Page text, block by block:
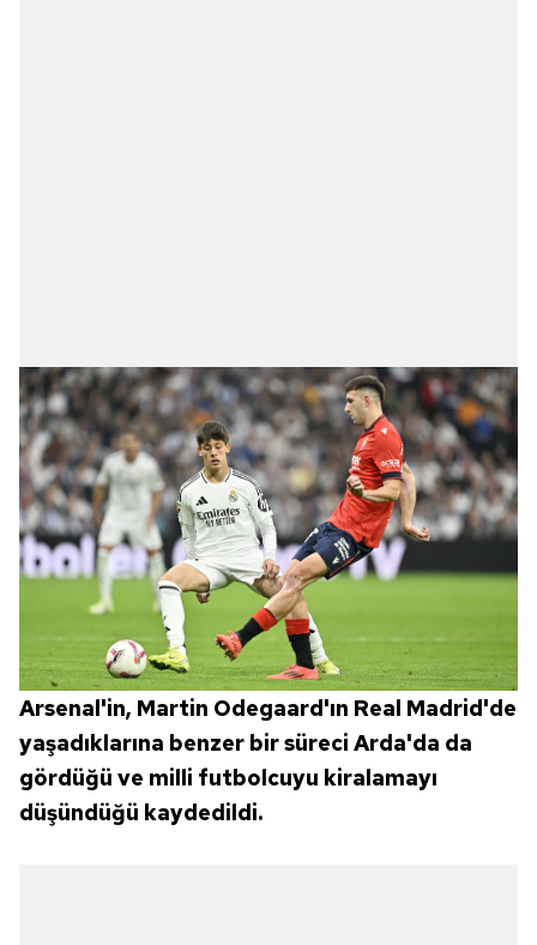
Arsenal'in, Martin Odegaard'ın Real Madrid'de
yaşadıklarına benzer bir süreci Arda'da da
gördüğü ve milli futbolcuyu kiralamayı
düşündüğü kaydedildi.